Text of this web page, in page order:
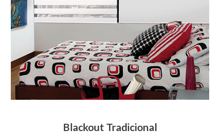
Blackout Tradicional